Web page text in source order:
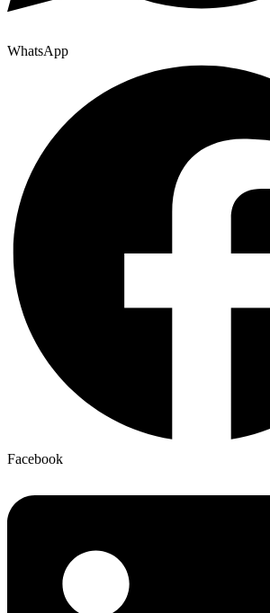
WhatsApp
Facebook